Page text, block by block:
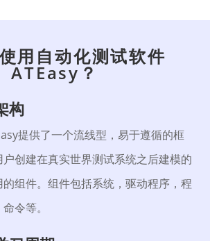
用自动化测试软件
ATEasy？
构
提供了一个流线型，易于遵循的框
户创建在真实世界测试系统之后建模的
组件。组件包括系统，驱动程序，程
令等。